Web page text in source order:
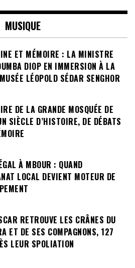
MUSIQUE
ET MÉMOIRE : LA MINISTRE
DIOP EN IMMERSION À LA
LÉOPOLD SÉDAR SENGHOR
DE LA GRANDE MOSQUÉE DE
SIÈCLE D’HISTOIRE, DE DÉBATS
À MBOUR : QUAND
LOCAL DEVIENT MOTEUR DE
RETROUVE LES CRÂNES DU
ET DE SES COMPAGNONS, 127
LEUR SPOLIATION